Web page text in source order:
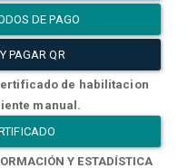
DE PAGO
PAGAR QR
de habilitacion
manual.
Y ESTADÍSTICA